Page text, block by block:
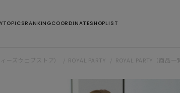
TOPICSRANKINGCOORDINATESHOPLIST
ーズウェブストア） ROYAL PARTY ROYAL PARTY（商品一